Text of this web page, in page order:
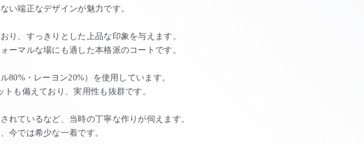
い端正なデザインが魅力です。
り、すっきりとした上品な印象を与えます。
ーマルな場にも適した本格派のコートです。
80%・レーヨン20%）を使用しています。
も備えており、実用性も抜群です。
れているなど、当時の丁寧な作りが伺えます。
今では希少な一着です。